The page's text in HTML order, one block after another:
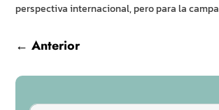
perspectiva internacional, pero para la
←Anterior